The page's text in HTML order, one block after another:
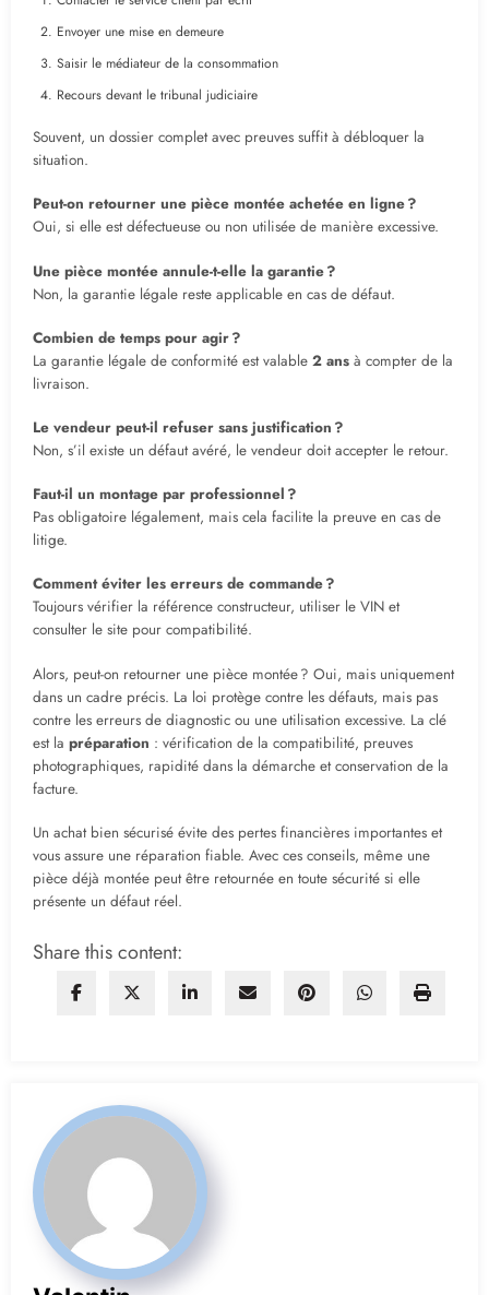
Envoyer une mise en demeure
Saisir le médiateur de la consommation
Recours devant le tribunal judiciaire
Souvent, un dossier complet avec preuves suffit à débloquer la
situation.
Peut-on retourner une pièce montée achetée en ligne ?
Oui, si elle est défectueuse ou non utilisée de manière excessive.
Une pièce montée annule-t-elle la garantie ?
Non, la garantie légale reste applicable en cas de défaut.
Combien de temps pour agir ?
La garantie légale de conformité est valable 2 ans à compter de la
livraison.
Le vendeur peut-il refuser sans justification ?
Non, s’il existe un défaut avéré, le vendeur doit accepter le retour.
Faut-il un montage par professionnel ?
Pas obligatoire légalement, mais cela facilite la preuve en cas de
litige.
Comment éviter les erreurs de commande ?
Toujours vérifier la référence constructeur, utiliser le VIN et
consulter le site pour compatibilité.
Alors, peut-on retourner une pièce montée ? Oui, mais uniquement
dans un cadre précis. La loi protège contre les défauts, mais pas
contre les erreurs de diagnostic ou une utilisation excessive. La clé
est la préparation : vérification de la compatibilité, preuves
photographiques, rapidité dans la démarche et conservation de la
facture.
Un achat bien sécurisé évite des pertes financières importantes et
vous assure une réparation fiable. Avec ces conseils, même une
pièce déjà montée peut être retournée en toute sécurité si elle
présente un défaut réel.
Share this content: